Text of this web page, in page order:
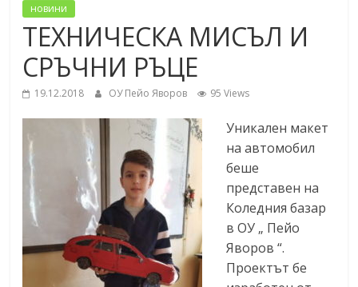
новини
ТЕХНИЧЕСКА МИСЪЛ И
СРЪЧНИ РЪЦЕ
19.12.2018 ОУ Пейо Яворов 95 Views
Уникален макет
на автомобил
беше
представен на
Коледния базар
в ОУ „ Пейо
Яворов “.
Проектът бе